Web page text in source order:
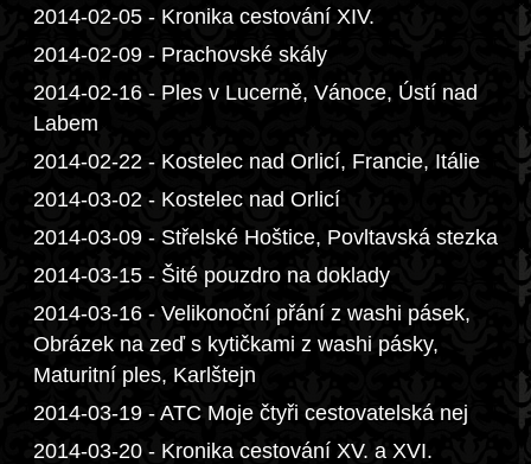
2014-02-05 - Kronika cestování XIV.
2014-02-09 - Prachovské skály
2014-02-16 - Ples v Lucerně, Vánoce, Ústí nad
Labem
2014-02-22 - Kostelec nad Orlicí, Francie, Itálie
2014-03-02 - Kostelec nad Orlicí
2014-03-09 - Střelské Hoštice, Povltavská stezka
2014-03-15 - Šité pouzdro na doklady
2014-03-16 - Velikonoční přání z washi pásek,
Obrázek na zeď s kytičkami z washi pásky,
Maturitní ples, Karlštejn
2014-03-19 - ATC Moje čtyři cestovatelská nej
2014-03-20 - Kronika cestování XV. a XVI.